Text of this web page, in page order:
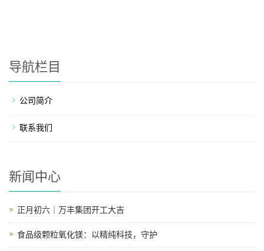
导航栏目
公司简介
联系我们
新闻中心
正月初六｜万丰集团开工大吉
食品级颗粒氧化镁：以精纯科技，守护